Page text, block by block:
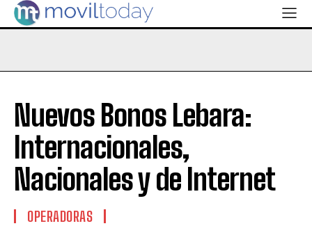
Nuevos Bonos Lebara:
Internacionales,
Nacionales y de Internet
OPERADORAS